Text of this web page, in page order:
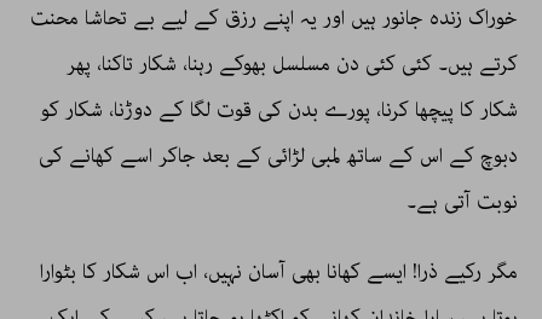
خوراک زندہ جانور ہیں اور یہ اپنے رزق کے لیے بے تحاشا محنت
کرتے ہیں۔ کئی کئی دن مسلسل بھوکے رہنا، شکار تاکنا، پھر
شکار کا پیچھا کرنا، پورے بدن کی قوت لگا کے دوڑنا، شکار کو
دبوچ کے اس کے ساتھ لمبی لڑائی کے بعد جاکر اسے کھانے کی
نوبت آتی ہے۔
مگر رکیے ذرا! ایسے کھانا بھی آسان نہیں، اب اس شکار کا بٹوارا